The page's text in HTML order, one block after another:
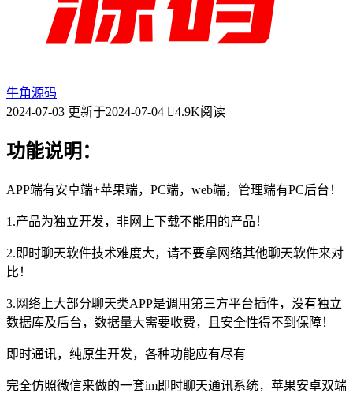
牛角源码
2024-07-03 更新于2024-07-04 4.9K阅读
功能说明：
APP端有安卓端+苹果端，PC端，web端，管理端有PC后台！
1.产品为独立开发，非网上下载不能用的产品！
2.即时聊天软件技术难度大，请不要拿网络其他聊天软件来对
比！
3.网络上大部分聊天类APP是调用第三方平台插件，没有独立
数据库及后台，数据量大需要收费，且安全性得不到保障！
即时通讯，纯原生开发，各种功能应有尽有
完全仿照微信来做的一套im即时聊天通讯系统，苹果安卓双端